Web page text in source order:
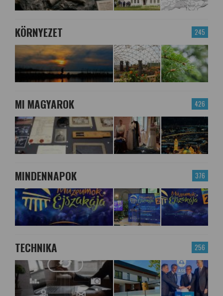
245
KÖRNYEZET
426
MI MAGYAROK
376
MINDENNAPOK
256
TECHNIKA